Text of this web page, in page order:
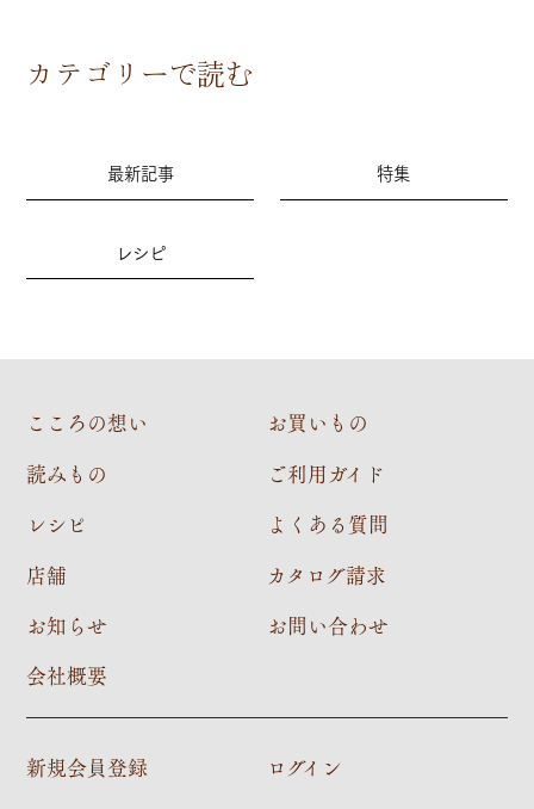
カテゴリーで読む
最新記事 特集
レシピ
こころの想い
読みもの
レシピ
店舗
お知らせ
会社概要
お買いもの
ご利用ガイド
よくある質問
カタログ請求
お問い合わせ
新規会員登録 ログイン